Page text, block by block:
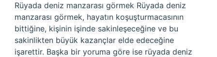
Rüyada deniz manzarası görmek Rüyada deniz
manzarası görmek, hayatın koşuşturmacasının
bittiğine, kişinin işinde sakinleşeceğine ve bu
sakinlikten büyük kazançlar elde edeceğine
işarettir. Başka bir yoruma göre ise rüyada deniz